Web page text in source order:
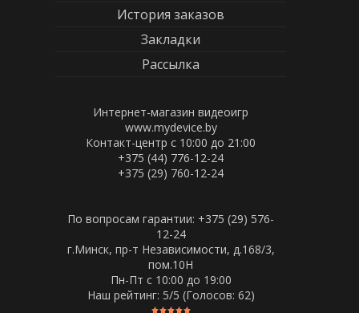
История заказов
Закладки
Рассылка
Интернет-магазин видеоигр
www.mydevice.by
Контакт-центр с 10:00 до 21:00
+375 (44) 776-12-24
+375 (29) 760-12-24
По вопросам гарантии: +375 (29) 576-
12-24
г.Минск, пр-т Независимости, д.168/3,
пом.10Н
Пн-Пт c 10:00 до 19:00
Наш рейтинг: 5/5 (Голосов: 62)